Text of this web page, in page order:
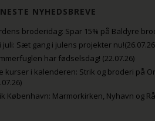
NYHEDSBREVE
broderidag: Spar 15% på Baldyre
i juli: Sæt gang i julens projekter
har fødselsdag! (22.07.26)
kurser i kalenderen: Strik og broderi på
København: Marmorkirken, Nyhavn og